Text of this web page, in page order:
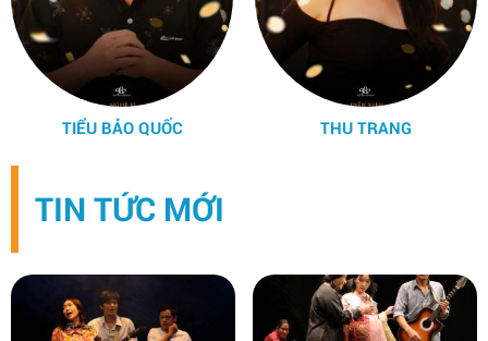
TIỂU BẢO QUỐC THU TRANG
TIN TỨC MỚI